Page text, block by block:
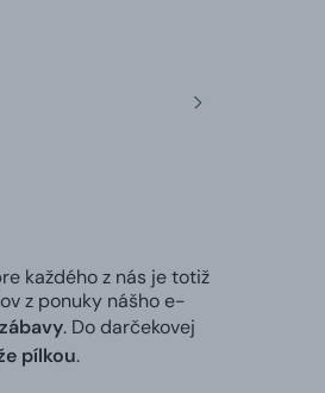
každého z nás je totiž
z ponuky nášho e-
. Do darčekovej
pílkou.